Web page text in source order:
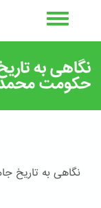
نگاهی به
حکومت محمد
نگاهی به تاریخ